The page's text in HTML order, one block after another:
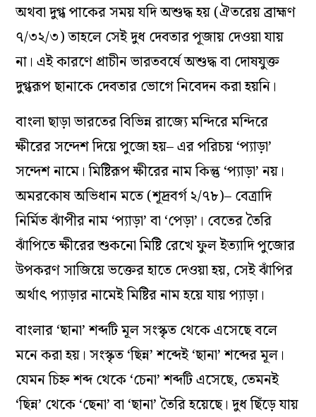
অথবা দুগ্ধ পাকের সময় যদি অশুদ্ধ হয় (ঐতরেয় ব্রাহ্মণ
৭/৩২/৩) তাহলে সেই দুধ দেবতার পূজায় দেওয়া যায়
না। এই কারণে প্রাচীন ভারতবর্ষে অশুদ্ধ বা দোষযুক্ত
দুগ্ধরূপ ছানাকে দেবতার ভোগে নিবেদন করা হয়নি।
বাংলা ছাড়া ভারতের বিভিন্ন রাজ্যে মন্দিরে মন্দিরে
ক্ষীরের সন্দেশ দিয়ে পুজো হয়– এর পরিচয় ‘প‌্যাড়া’
সন্দেশ নামে। মিষ্টিরূপ ক্ষীরের নাম কিন্তু ‘প‌্যাড়া’ নয়।
অমরকোষ অভিধান মতে (শূদ্রবর্গ ২/৭৮)– বেত্রাদি
নির্মিত ঝাঁপীর নাম ‘প‌্যাড়া’ বা ‘পেড়া’। বেতের তৈরি
ঝাঁপিতে ক্ষীরের শুকনো মিষ্টি রেখে ফুল ইত‌্যাদি পুজোর
উপকরণ সাজিয়ে ভক্তের হাতে দেওয়া হয়, সেই ঝাঁপির
অর্থাৎ প‌্যাড়ার নামেই মিষ্টির নাম হয়ে যায় প‌্যাড়া।
বাংলার ‘ছানা’ শব্দটি মূল সংস্কৃত থেকে এসেছে বলে
মনে করা হয়। সংস্কৃত ‘ছিন্ন’ শব্দেই ‘ছানা’ শব্দের মূল।
যেমন চিহ্ন শব্দ থেকে ‘চেনা’ শব্দটি এসেছে, তেমনই
‘ছিন্ন’ থেকে ‘ছেনা’ বা ‘ছানা’ তৈরি হয়েছে। দুধ ছিঁড়ে যায়